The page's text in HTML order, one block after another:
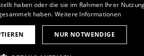
haben oder die sie im Rahmen Ihrer
haben. Weitere Informationen
NUR NOTWENDIGE